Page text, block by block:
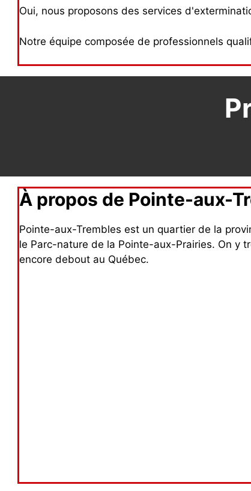
Oui, nous proposons des services
Notre équipe composée de professionnels
À propos de Pointe-aux-
Pointe-aux-Trembles est un quartier de la
le Parc-nature de la Pointe-aux-Prairies. On y
encore debout au Québec.